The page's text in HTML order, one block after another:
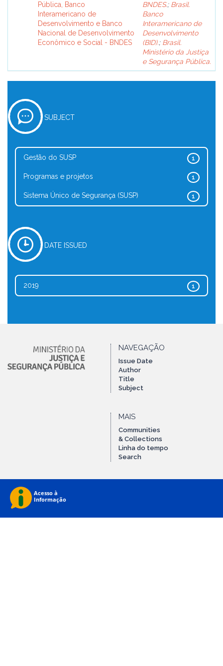
Pública, Banco
Interamericano de
Desenvolvimento e Banco
Nacional de Desenvolvimento
Econômico e Social - BNDES
BNDES.; Brasil.
Banco
Interamericano de
Desenvolvimento
(BID).; Brasil.
Ministério da Justiça
e Segurança Pública.
SUBJECT
1
Gestão do SUSP
1
Programas e projetos
1
Sistema Único de Segurança (SUSP)
DATE ISSUED
1
2019
NAVEGAÇÃO
Issue Date
Author
Title
Subject
MAIS
Communities
& Collections
Linha do tempo
Search